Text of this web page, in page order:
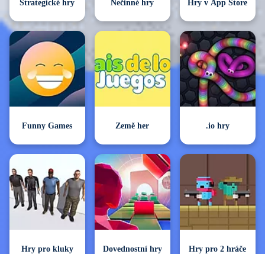
Strategické hry Nečinné hry Hry v App Store
Funny Games Země her .io hry
Hry pro kluky Dovednostní hry Hry pro 2 hráče